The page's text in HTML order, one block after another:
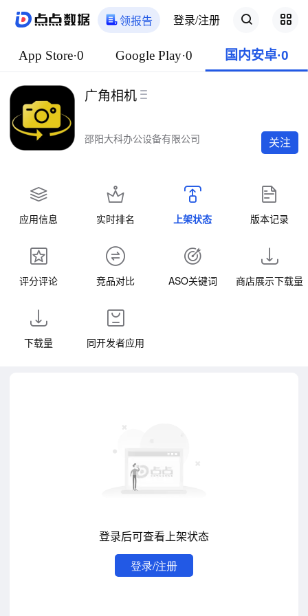
领报告 登录/注册
App Store·0 Google Play·0 国内安卓·0
广角相机
邵阳大科办公设备有限公司 关注
应用信息 实时排名 上架状态 版本记录
评分评论 竞品对比 ASO关键词 商店展示下载量
下载量 同开发者应用
登录后可查看上架状态
登录/注册